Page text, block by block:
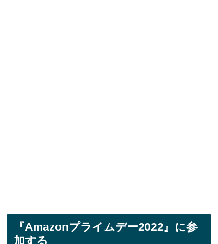
『Amazonプライムデー2022』に参
加する